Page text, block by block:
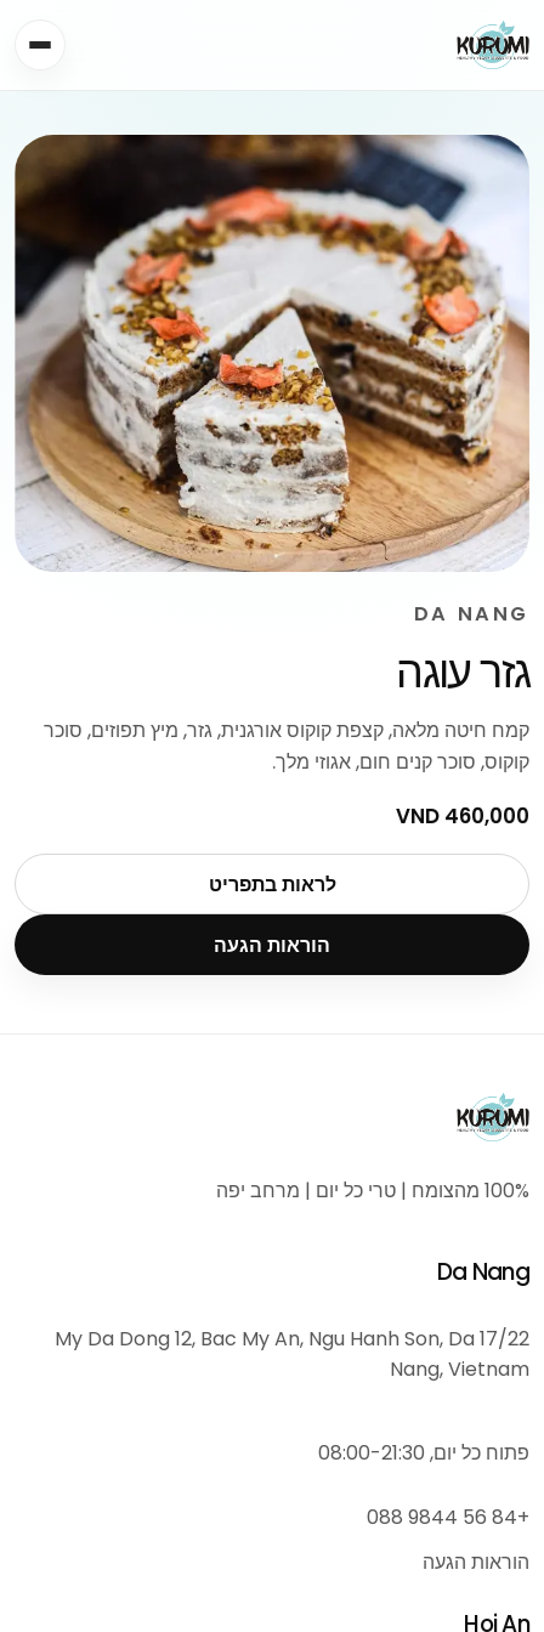
DA NANG
גזר עוגה
קמח חיטה מלאה, קצפת קוקוס אורגנית, גזר, מיץ תפוזים, סוכר
קוקוס, סוכר קנים חום, אגוזי מלך.
460,000 VND
לראות בתפריט
הוראות הגעה
100% מהצומח | טרי כל יום | מרחב יפה
Da Nang
17/22 My Da Dong 12, Bac My An, Ngu Hanh Son, Da
Nang, Vietnam
פתוח כל יום, 08:00-21:30
+84 56 9844 088
הוראות הגעה
Hoi An